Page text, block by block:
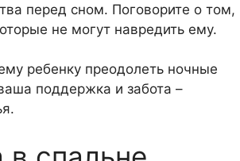
перед сном. Поговорите о том,
не могут навредить ему.
ребенку преодолеть ночные
поддержка и забота –